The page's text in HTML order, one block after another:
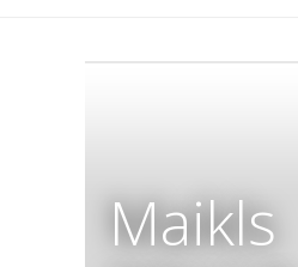
Maikls